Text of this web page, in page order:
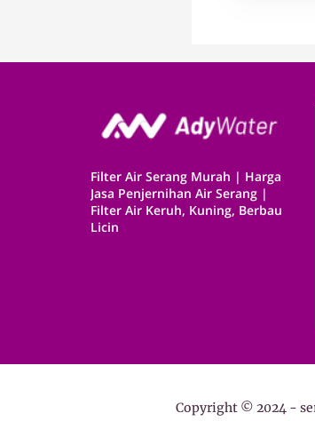
Filter Air Serang Murah | Harga
Jasa Penjernihan Air Serang |
Filter Air Keruh, Kuning, Berbau
Licin
Copyright © 2024 -